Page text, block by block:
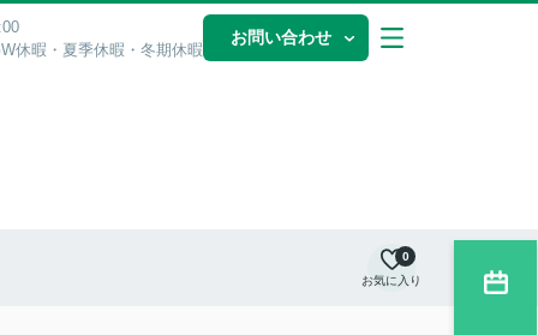
休暇・夏季休暇・冬期休暇
お問い合わせ
お気に入り
0